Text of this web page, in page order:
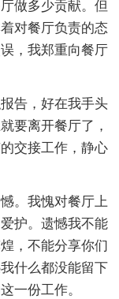
做多少贡献。但
对餐厅负责的态
，我郑重向餐厅
告，好在我手头
要离开餐厅了，
交接工作，静心
。我愧对餐厅上
护。遗憾我不能
，不能分享你们
什么都没能留下
一份工作。